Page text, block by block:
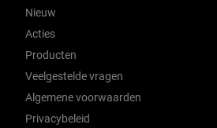
Nieuw
Acties
Producten
Veelgestelde vragen
Algemene voorwaarden
Privacybeleid